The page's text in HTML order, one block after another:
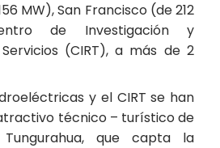
MW), San Francisco (de 212
de Investigación y
(CIRT), a más de 2
y el CIRT se han
técnico – turístico de
que capta la